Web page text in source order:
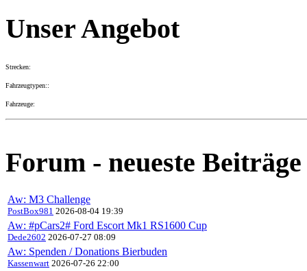
Unser Angebot
Strecken:
Fahrzeugtypen::
Fahrzeuge:
Forum - neueste Beiträge
Aw: M3 Challenge
PostBox981 2026-08-04 19:39
Aw: #pCars2# Ford Escort Mk1 RS1600 Cup
Dede2602 2026-07-27 08:09
Aw: Spenden / Donations Bierbuden
Kassenwart 2026-07-26 22:00